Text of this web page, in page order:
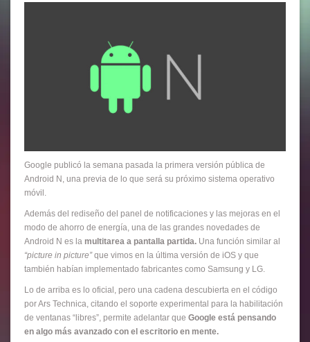
Google publicó la semana pasada la primera versión pública de
Android N, una previa de lo que será su próximo sistema operativo
móvil.
Además del rediseño del panel de notificaciones y las mejoras en el
modo de ahorro de energía, una de las grandes novedades de
Android N es la multitarea a pantalla partida. Una función similar al
“picture in picture”que vimos en la última versión de iOS y que
también habían implementado fabricantes como Samsung y LG.
Lo de arriba es lo oficial, pero una cadena descubierta en el código
por Ars Technica, citando el soporte experimental para la habilitación
de ventanas “libres”, permite adelantar que Google está pensando
en algo más avanzado con el escritorio en mente.